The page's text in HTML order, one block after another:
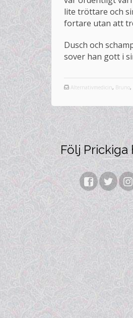
lite tröttare och
fortare utan att
Dusch och
sover han gott i
Alternativmedicin, Bruno,
Följ Prickiga